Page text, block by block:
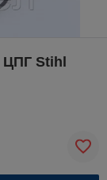
ЦПГ Stihl